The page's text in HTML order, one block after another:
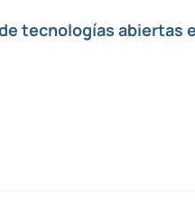
tecnologías abiertas